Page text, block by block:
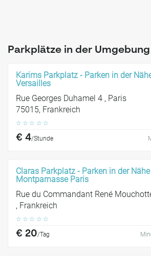
Parkplätze in der Umgebung
Karims Parkplatz - Parken in der
Versailles
Rue Georges Duhamel 4 , Paris
75015, Frankreich
☆ ☆ ☆ ☆ ☆
€ 4/Stunde
Claras Parkplatz - Parken in der
Montparnasse Paris
Rue du Commandant René
, Frankreich
☆ ☆ ☆ ☆ ☆
€ 20/Tag